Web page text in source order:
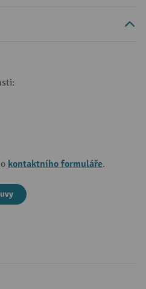
kontaktního formuláře.